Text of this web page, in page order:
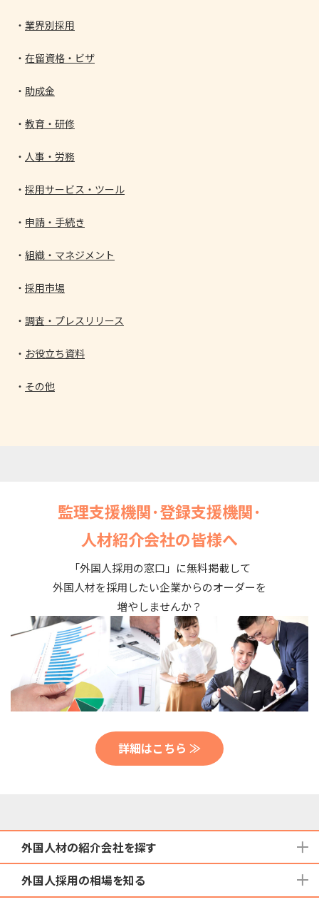
業界別採用
在留資格・ビザ
助成金
教育・研修
人事・労務
採用サービス・ツール
申請・手続き
組織・マネジメント
採用市場
調査・プレスリリース
お役立ち資料
その他
監理支援機関･登録支援機関･
人材紹介会社の皆様へ
「外国人採用の窓口」に無料掲載して
外国人材を採用したい企業からのオーダーを
増やしませんか？
詳細はこちら ≫
外国人材の紹介会社を探す
地域から検索する
外国人採用の相場を知る